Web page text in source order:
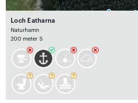
Loch Eatharna
Naturhamn
200 meter S